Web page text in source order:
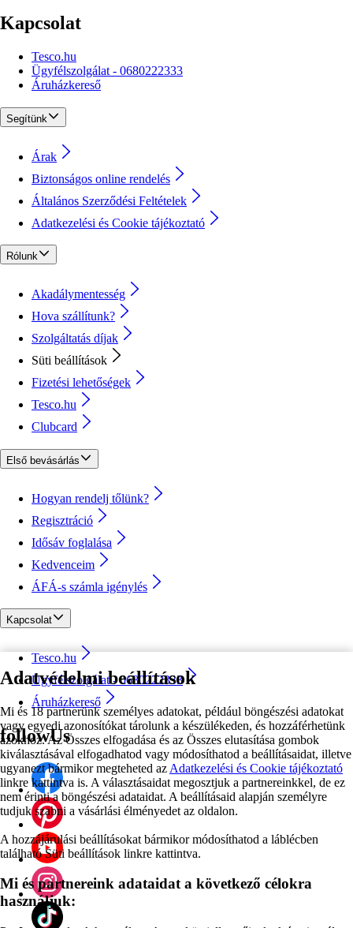
Adatvédelmi beállítások
Mi és 18 partnerünk személyes adatokat, például böngészési adatokat
vagy egyedi azonosítókat tárolunk a készülékeden, és hozzáférhetünk
azokhoz. Az Összes elfogadása és az Összes elutasítása gombok
kiválasztásával elfogadhatod vagy módosíthatod a beállításaidat, illetve
ugyanezt bármikor megteheted az Adatkezelési és Cookie tájékoztató
linkre kattintva is. A választásaidat megosztjuk a partnereinkkel, de ez
nem érinti a böngészési adataidat. A beállításaid alapján személyre
tudjuk szabni a vásárlási élményedet az oldalon.
A hozzájárulási beállításokat bármikor módosíthatod a láblécben
található Süti beállítások linkre kattintva.
Mi és partnereink adataidat a következő célokra
használjuk:
Kapcsolat
Tesco.hu
Ügyfélszolgálat - 0680222333
Áruházkereső
Segítünk
Árak
Biztonságos online rendelés
Általános Szerződési Feltételek
Adatkezelési és Cookie tájékoztató
Rólunk
Akadálymentesség
Hova szállítunk?
Szolgáltatás díjak
Süti beállítások
Fizetési lehetőségek
Tesco.hu
Clubcard
Első bevásárlás
Hogyan rendelj tőlünk?
Regisztráció
Idősáv foglalása
Kedvenceim
ÁFÁ-s számla igénylés
Kapcsolat
Tesco.hu
Ügyfélszolgálat - 0680222333
Áruházkereső
followUs